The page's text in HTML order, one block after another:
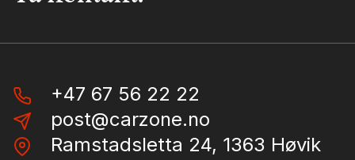
+47 67 56 22 22
post@carzone.no
Ramstadsletta 24, 1363 Høvik